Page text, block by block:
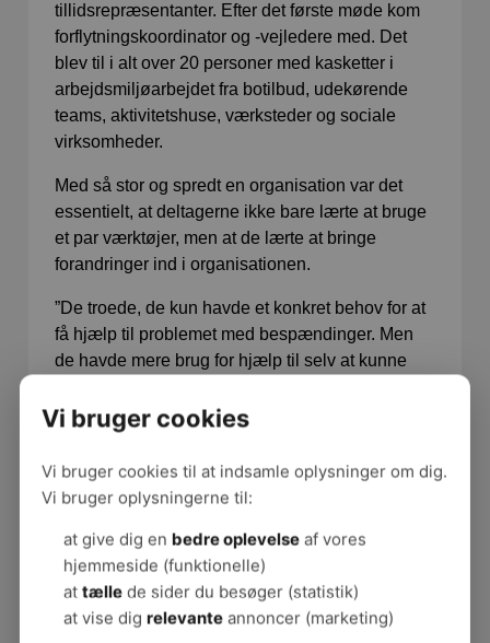
tillidsrepræsentanter. Efter det første møde kom
forflytningskoordinator og -vejledere med. Det
blev til i alt over 20 personer med kasketter i
arbejdsmiljøarbejdet fra botilbud, udekørende
teams, aktivitetshuse, værksteder og sociale
virksomheder.
Med så stor og spredt en organisation var det
essentielt, at deltagerne ikke bare lærte at bruge
et par værktøjer, men at de lærte at bringe
forandringer ind i organisationen.
”De troede, de kun havde et konkret behov for at
få hjælp til problemet med bespændinger. Men
de havde mere brug for hjælp til selv at kunne
involverede hinanden og borgernes ressourcer,
så fandt de ud af, hvordan de kunne løse det og
mange andre problemer selv,” siger Susanne
Halle.
Trine Billum tilføjer:
”De skulle gå fra møderne med lyst og gejst til at
arbejde med det bagefter. Derfor havde vi fokus
på at fastholde og øge deres bevidsthed om
Vi bruger cookies
Vi bruger cookies til at indsamle oplysninger om dig.
Vi bruger oplysningerne til:
at give dig en bedre oplevelseaf vores
hjemmeside (funktionelle)
at tællede sider du besøger (statistik)
at vise dig relevanteannoncer (marketing)